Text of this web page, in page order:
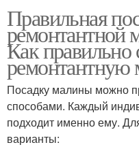
Правильная
ремонтантной
Как правильно
ремонтантную
Посадку малины можно
способами. Каждый
подходит именно ему.
варианты: